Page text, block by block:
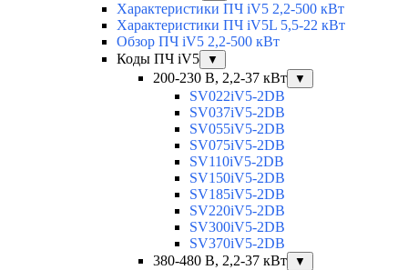
Характеристики ПЧ iV5 2,2-500 кВт
Характеристики ПЧ iV5L 5,5-22 кВт
Обзор ПЧ iV5 2,2-500 кВт
Коды ПЧ iV5
▼
200-230 В, 2,2-37 кВт ▼
SV022iV5-2DB
SV037iV5-2DB
SV055iV5-2DB
SV075iV5-2DB
SV110iV5-2DB
SV150iV5-2DB
SV185iV5-2DB
SV220iV5-2DB
SV300iV5-2DB
SV370iV5-2DB
380-480 В, 2,2-37 кВт
▼